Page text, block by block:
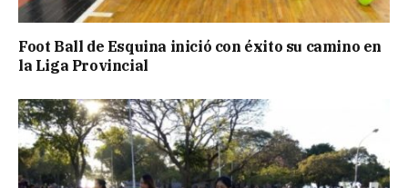
Foot Ball de Esquina inició con éxito su camino en
la Liga Provincial